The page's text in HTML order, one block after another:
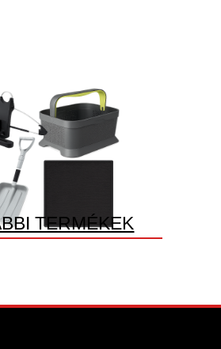
TERMÉKEK